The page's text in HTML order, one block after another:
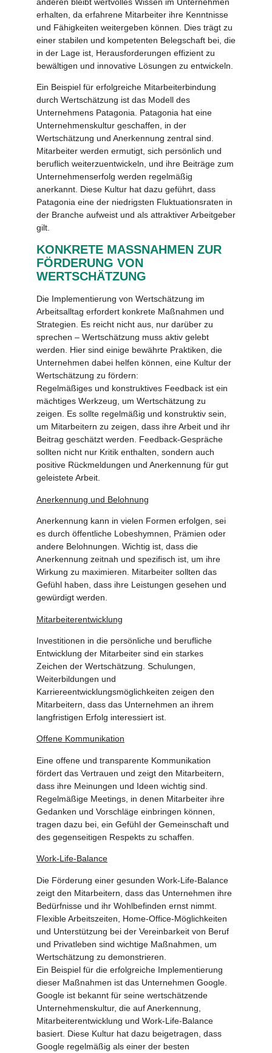
erhalten, da erfahrene Mitarbeiter ihre Kenntnisse
und Fähigkeiten weitergeben können. Dies trägt zu
einer stabilen und kompetenten Belegschaft bei, die
in der Lage ist, Herausforderungen effizient zu
bewältigen und innovative Lösungen zu entwickeln.
Ein Beispiel für erfolgreiche Mitarbeiterbindung
durch Wertschätzung ist das Modell des
Unternehmens Patagonia. Patagonia hat eine
Unternehmenskultur geschaffen, in der
Wertschätzung und Anerkennung zentral sind.
Mitarbeiter werden ermutigt, sich persönlich und
beruflich weiterzuentwickeln, und ihre Beiträge zum
Unternehmenserfolg werden regelmäßig
anerkannt. Diese Kultur hat dazu geführt, dass
Patagonia eine der niedrigsten Fluktuationsraten in
der Branche aufweist und als attraktiver Arbeitgeber
gilt.
KONKRETE MASSNAHMEN ZUR
FÖRDERUNG VON
WERTSCHÄTZUNG
Die Implementierung von Wertschätzung im
Arbeitsalltag erfordert konkrete Maßnahmen und
Strategien. Es reicht nicht aus, nur darüber zu
sprechen – Wertschätzung muss aktiv gelebt
werden. Hier sind einige bewährte Praktiken, die
Unternehmen dabei helfen können, eine Kultur der
Wertschätzung zu fördern:
Regelmäßiges und konstruktives Feedback ist ein
mächtiges Werkzeug, um Wertschätzung zu
zeigen. Es sollte regelmäßig und konstruktiv sein,
um Mitarbeitern zu zeigen, dass ihre Arbeit und ihr
Beitrag geschätzt werden. Feedback-Gespräche
sollten nicht nur Kritik enthalten, sondern auch
positive Rückmeldungen und Anerkennung für gut
geleistete Arbeit.
Anerkennung und Belohnung
Anerkennung kann in vielen Formen erfolgen, sei
es durch öffentliche Lobeshymnen, Prämien oder
andere Belohnungen. Wichtig ist, dass die
Anerkennung zeitnah und spezifisch ist, um ihre
Wirkung zu maximieren. Mitarbeiter sollten das
Gefühl haben, dass ihre Leistungen gesehen und
gewürdigt werden.
Mitarbeiterentwicklung
Investitionen in die persönliche und berufliche
Entwicklung der Mitarbeiter sind ein starkes
Zeichen der Wertschätzung. Schulungen,
Weiterbildungen und
Karriereentwicklungsmöglichkeiten zeigen den
Mitarbeitern, dass das Unternehmen an ihrem
langfristigen Erfolg interessiert ist.
Offene Kommunikation
Eine offene und transparente Kommunikation
fördert das Vertrauen und zeigt den Mitarbeitern,
dass ihre Meinungen und Ideen wichtig sind.
Regelmäßige Meetings, in denen Mitarbeiter ihre
Gedanken und Vorschläge einbringen können,
tragen dazu bei, ein Gefühl der Gemeinschaft und
des gegenseitigen Respekts zu schaffen.
Work-Life-Balance
Die Förderung einer gesunden Work-Life-Balance
zeigt den Mitarbeitern, dass das Unternehmen ihre
Bedürfnisse und ihr Wohlbefinden ernst nimmt.
Flexible Arbeitszeiten, Home-Office-Möglichkeiten
und Unterstützung bei der Vereinbarkeit von Beruf
und Privatleben sind wichtige Maßnahmen, um
Wertschätzung zu demonstrieren.
Ein Beispiel für die erfolgreiche Implementierung
dieser Maßnahmen ist das Unternehmen Google.
Google ist bekannt für seine wertschätzende
Unternehmenskultur, die auf Anerkennung,
Mitarbeiterentwicklung und Work-Life-Balance
basiert. Diese Kultur hat dazu beigetragen, dass
Google regelmäßig als einer der besten